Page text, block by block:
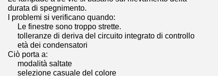
durata di spegnimento.
I problemi si verificano quando:
Le finestre sono troppo strette.
tolleranze di deriva del circuito integrato di controllo
età dei condensatori
Ciò porta a:
modalità saltate
selezione casuale del colore